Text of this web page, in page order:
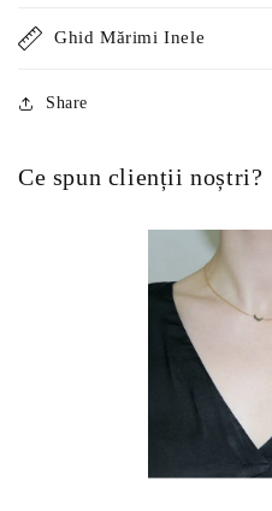
Ghid Mărimi Inele
Share
Ce spun clienții noștri?